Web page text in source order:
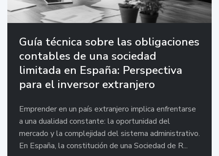
Guía técnica sobre las obligaciones
contables de una sociedad
limitada en España: Perspectiva
para el inversor extranjero
Emprender en un país extranjero implica enfrentarse
a una dualidad constante: la oportunidad del
mercado y la complejidad del sistema administrativo.
En España, la constitución de una Sociedad de R...